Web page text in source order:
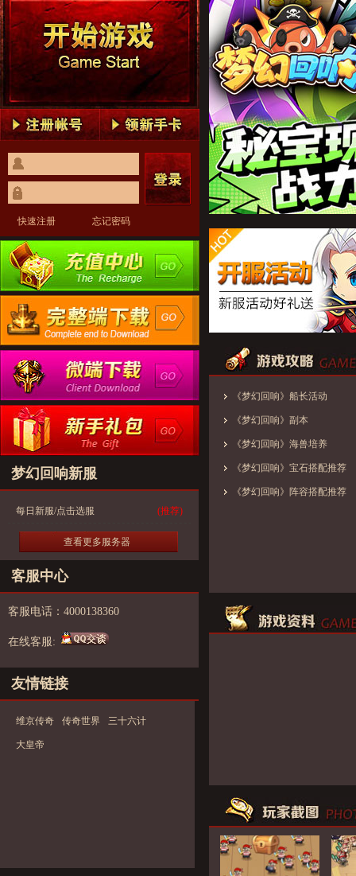
快速注册 忘记密码
梦幻回响新服
每日新服/点击选服 (推荐)
查看更多服务器
客服中心
客服电话：4000138360
在线客服:
友情链接
维京传奇 传奇世界 三十六计
大皇帝
梦幻回响1
梦幻回响2
梦幻回响3
梦幻回响4
梦幻回响5
《梦幻回响》船长活动
《梦幻回响》副本
《梦幻回响》海兽培养
《梦幻回响》宝石搭配推荐
《梦幻回响》阵容搭配推荐